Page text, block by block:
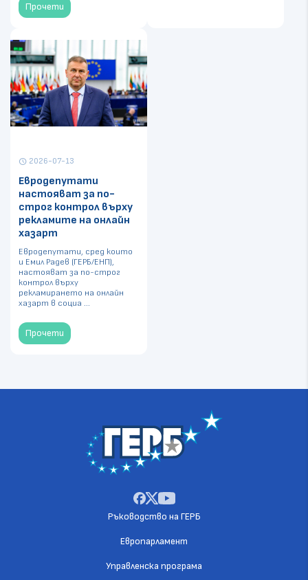
Прочети
schedule 2026-07-13
Евродепутати
настояват за по-
строг контрол върху
рекламите на онлайн
хазарт
Евродепутати, сред които
и Емил Радев (ГЕРБ/ЕНП),
настояват за по-строг
контрол върху
рекламирането на онлайн
хазарт в социа ...
Прочети
Ръководство на ГЕРБ
Европарламент
Управленска програма